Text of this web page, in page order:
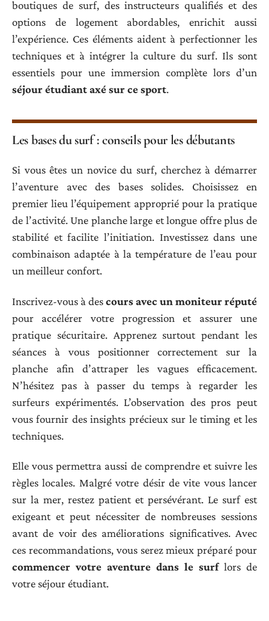
boutiques de surf, des instructeurs qualifiés et des
options de logement abordables, enrichit aussi
l’expérience. Ces éléments aident à perfectionner les
techniques et à intégrer la culture du surf. Ils sont
essentiels pour une immersion complète lors d’un
séjour étudiant axé sur ce sport.
Les bases du surf : conseils pour les débutants
Si vous êtes un novice du surf, cherchez à démarrer
l’aventure avec des bases solides. Choisissez en
premier lieu l’équipement approprié pour la pratique
de l’activité. Une planche large et longue offre plus de
stabilité et facilite l’initiation. Investissez dans une
combinaison adaptée à la température de l’eau pour
un meilleur confort.
Inscrivez-vous à descours avec un moniteur réputé
pour accélérer votre progression et assurer une
pratique sécuritaire. Apprenez surtout pendant les
séances à vous positionner correctement sur la
planche afin d’attraper les vagues efficacement.
N’hésitez pas à passer du temps à regarder les
surfeurs expérimentés. L’observation des pros peut
vous fournir des insights précieux sur le timing et les
techniques.
Elle vous permettra aussi de comprendre et suivre les
règles locales. Malgré votre désir de vite vous lancer
sur la mer, restez patient et persévérant. Le surf est
exigeant et peut nécessiter de nombreuses sessions
avant de voir des améliorations significatives. Avec
ces recommandations, vous serez mieux préparé pour
commencer votre aventure dans le surflors de
votre séjour étudiant.